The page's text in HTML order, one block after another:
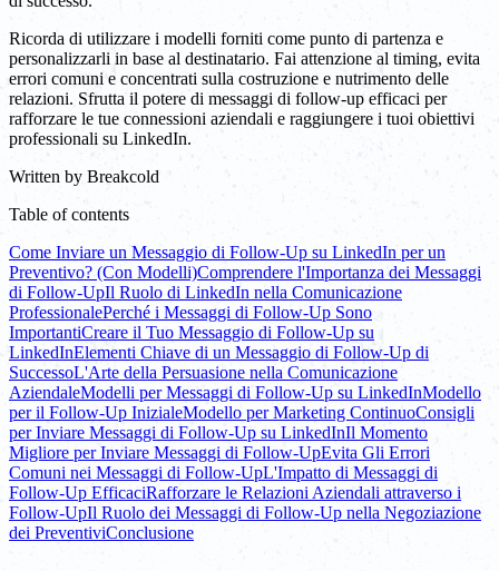
Ricorda di utilizzare i modelli forniti come punto di partenza e
personalizzarli in base al destinatario. Fai attenzione al timing, evita
errori comuni e concentrati sulla costruzione e nutrimento delle
relazioni. Sfrutta il potere di messaggi di follow-up efficaci per
rafforzare le tue connessioni aziendali e raggiungere i tuoi obiettivi
professionali su LinkedIn.
Written by Breakcold
Table of contents
Come Inviare un Messaggio di Follow-Up su LinkedIn per un
Preventivo? (Con Modelli)Comprendere l'Importanza dei Messaggi
di Follow-UpIl Ruolo di LinkedIn nella Comunicazione
ProfessionalePerché i Messaggi di Follow-Up Sono
ImportantiCreare il Tuo Messaggio di Follow-Up su
LinkedInElementi Chiave di un Messaggio di Follow-Up di
SuccessoL'Arte della Persuasione nella Comunicazione
AziendaleModelli per Messaggi di Follow-Up su LinkedInModello
per il Follow-Up InizialeModello per Marketing ContinuoConsigli
per Inviare Messaggi di Follow-Up su LinkedInIl Momento
Migliore per Inviare Messaggi di Follow-UpEvita Gli Errori
Comuni nei Messaggi di Follow-UpL'Impatto di Messaggi di
Follow-Up EfficaciRafforzare le Relazioni Aziendali attraverso i
Follow-UpIl Ruolo dei Messaggi di Follow-Up nella Negoziazione
dei PreventiviConclusione